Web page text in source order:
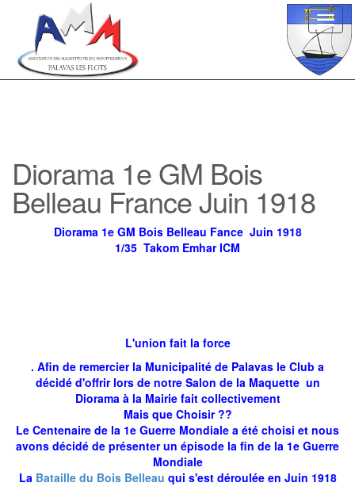
Diorama 1e GM Bois
Belleau France Juin 1918
Diorama 1e GM Bois Belleau Fance Juin 1918
1/35 Takom Emhar ICM
L'union fait la force
. Afin de remercier la Municipalité de Palavas le Club a
décidé d'offrir lors de notre Salon de la Maquette un
Diorama à la Mairie fait collectivement
Mais que Choisir ??
Le Centenaire de la 1e Guerre Mondiale a été choisi et nous
avons décidé de présenter un épisode la fin de la 1e Guerre
Mondiale
LaBataille du Bois Belleau qui s'est déroulée en Juin 1918